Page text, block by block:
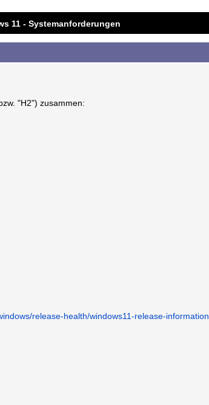
11 - Systemanforderungen
"H2") zusammen:
release-health/windows11-release-information